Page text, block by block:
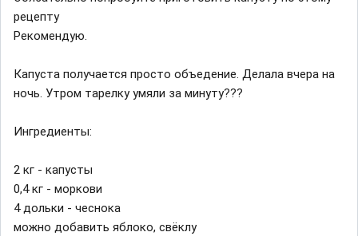
рецепту
Рекомендую.
Капуста получается просто объедение. Делала вчера на
нoчь. Утром тарeлку умяли за минуту?️?️?️
Ингредиенты:
2 кг - капусты
0,4 кг - моркови
4 дольки - чеснока
можно добавить яблоко, свёклу